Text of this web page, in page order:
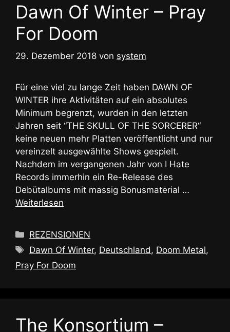
Dawn Of Winter – Pray
For Doom
29. Dezember 2018 von system
Für eine viel zu lange Zeit haben DAWN OF
WINTER ihre Aktivitäten auf ein absolutes
Minimum begrenzt, wurden in den letzten
Jahren seit “THE SKULL OF THE SORCERER“
keine neuen mehr Platten veröffentlicht und nur
vereinzelt ausgewählte Shows gespielt.
Nachdem im vergangenen Jahr von I Hate
Records immerhin ein Re-Release des
Debütalbums mit massig Bonusmaterial …
Weiterlesen
Kategorien
REZENSIONEN
Schlagwörter
Dawn Of Winter, Deutschland, Doom Metal,
Pray For Doom
The Konsortium –